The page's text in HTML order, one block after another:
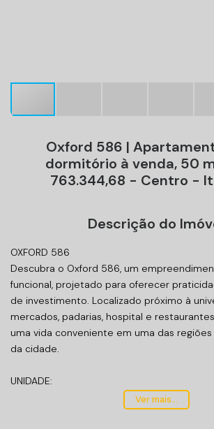
Oxford 586 |
dormitório à venda, 50
763.344,68 - Centro -
Descrição do
OXFORD 586
Descubra o Oxford 586, um
funcional, projetado para oferecer
de investimento. Localizado próximo à
mercados, padarias, hospital e
uma vida conveniente em uma das regiões
da cidade.
UNIDADE:
01 suíte, 01 vaga de garagem;
Ver mais...